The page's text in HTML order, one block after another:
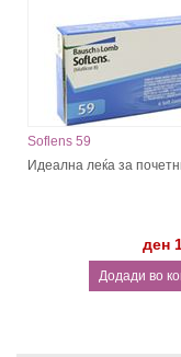
Soflens 59
Идеална леќа за
ден